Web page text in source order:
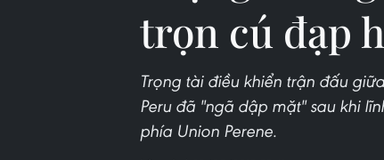
trọn cú đạp
Trọng tài điều khiển trận đấu
Peru đã "ngã dập mặt" sau khi
phía Union Perene.